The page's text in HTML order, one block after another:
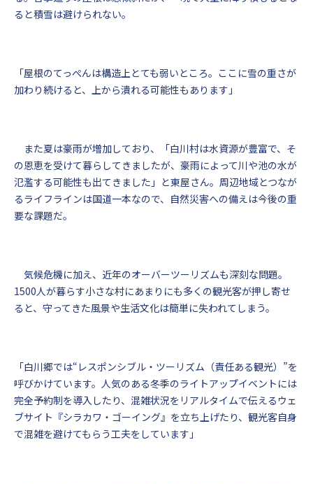
ると積雪は避けられない。
「屋根のてっぺんは構造上とても弱いところ。ここに雪の重さが
加わり続けると、上から潰れる可能性もあります」
また夏は豪雨が増加しており、「白川村は水資源が豊富で、そ
の恩恵を受けて暮らしてきましたが、豪雨によって川や池の水が
氾濫する可能性も出てきました」と東屋さん。周辺地域とつなが
るライフラインは国道一本なので、自然災害への備えは今後の重
要な課題だ。
気候危機に加え、近年のオーバーツーリズムも深刻な問題。
1500人が暮らす小さな村にあまりにも多くの観光客が押し寄せ
ると、守ってきた風景や生活文化は簡単に失われてしまう。
「白川郷では“レスポンシブル・ツーリズム（責任ある観光）”を
呼びかけています。人気のある冬季のライトアップイベントには
完全予約制を導入したり、混雑状況をリアルタイムで伝えるウェ
ブサイト『シラカワ・ゴーイング』を立ち上げたり、観光客自身
で混雑を避けてもらう工夫をしています」